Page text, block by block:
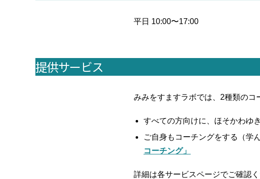
平日 10:00〜17:00
提供サービス
みみをすますラボでは、2種類のコ
すべての方向けに、ほそかわゆ
ご自身もコーチングをする（学
コーチング」
詳細は各サービスページでご確認く